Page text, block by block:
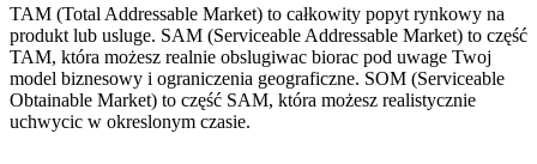
TAM (Total Addressable Market) to całkowity popyt rynkowy na
produkt lub usluge. SAM (Serviceable Addressable Market) to część
TAM, która możesz realnie obslugiwac biorac pod uwage Twoj
model biznesowy i ograniczenia geograficzne. SOM (Serviceable
Obtainable Market) to część SAM, która możesz realistycznie
uchwycic w okreslonym czasie.